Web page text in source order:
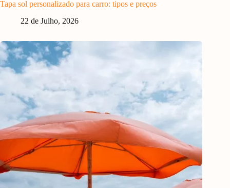
Tapa sol personalizado para carro: tipos e preços
22 de Julho, 2026